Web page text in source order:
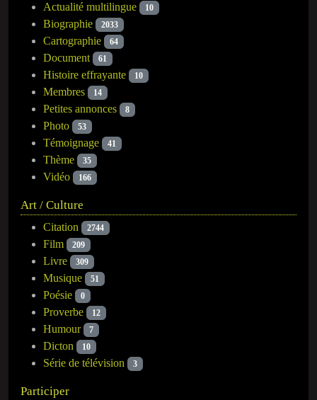
Actualité multilingue 10
Biographie 2033
Cartographie 64
Document 61
Histoire effrayante 10
Membres 14
Petites annonces 8
Photo 53
Témoignage 41
Thème 35
Vidéo 166
Art / Culture
Citation 2744
Film 209
Livre 309
Musique 51
Poésie 0
Proverbe 12
Humour 7
Dicton 10
Série de télévision 3
Participer